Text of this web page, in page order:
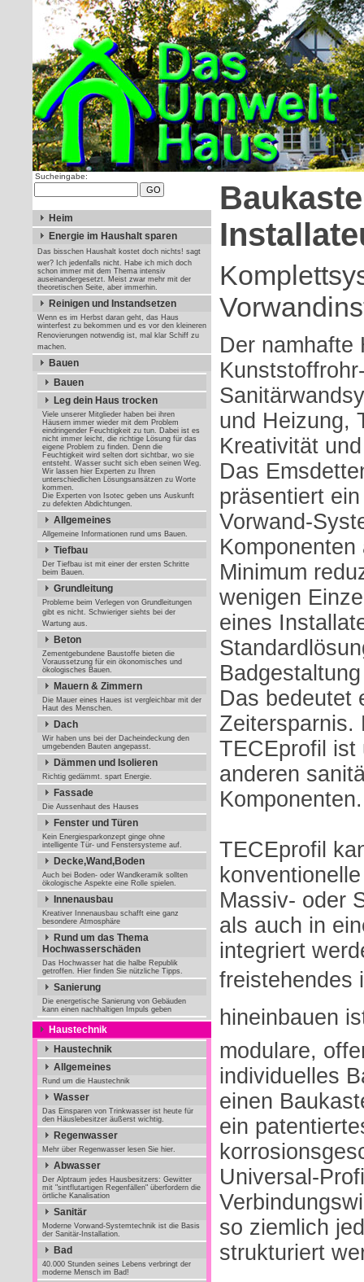
Sucheingabe:
Heim
Energie im Haushalt sparen
Das bisschen Haushalt kostet doch nichts! sagt
wer? Ich jedenfalls nicht. Habe ich mich doch
schon immer mit dem Thema intensiv
auseinandergesetzt. Meist zwar mehr mit der
theoretischen Seite, aber immerhin.
Reinigen und Instandsetzen
Wenn es im Herbst daran geht, das Haus
winterfest zu bekommen und es vor den kleineren
Renovierungen notwendig ist, mal klar Schiff zu
machen.
Bauen
Bauen
Leg dein Haus trocken
Viele unserer Mitglieder haben bei ihren
Häusern immer wieder mit dem Problem
eindringender Feuchtigkeit zu tun. Dabei ist es
nicht immer leicht, die richtige Lösung für das
eigene Problem zu finden. Denn die
Feuchtigkeit wird selten dort sichtbar, wo sie
entsteht. Wasser sucht sich eben seinen Weg.
Wir lassen hier Experten zu Ihren
unterschiedlichen Lösungsansätzen zu Worte
kommen.
Die Experten von Isotec geben uns Auskunft
zu defekten Abdichtungen.
Allgemeines
Allgemeine Informationen rund ums Bauen.
Tiefbau
Der Tiefbau ist mit einer der ersten Schritte
beim Bauen.
Grundleitung
Probleme beim Verlegen von Grundleitungen
gibt es nicht. Schwieriger siehts bei der
Wartung aus.
Beton
Zementgebundene Baustoffe bieten die
Voraussetzung für ein ökonomisches und
ökologisches Bauen.
Mauern & Zimmern
Die Mauer eines Haues ist vergleichbar mit der
Haut des Menschen.
Dach
Wir haben uns bei der Dacheindeckung den
umgebenden Bauten angepasst.
Dämmen und Isolieren
Richtig gedämmt. spart Energie.
Fassade
Die Aussenhaut des Hauses
Fenster und Türen
Kein Energiesparkonzept ginge ohne
intelligente Tür- und Fenstersysteme auf.
Decke,Wand,Boden
Auch bei Boden- oder Wandkeramik sollten
ökologische Aspekte eine Rolle spielen.
Innenausbau
Kreativer Innenausbau schafft eine ganz
besondere Atmosphäre
Rund um das Thema
Hochwasserschäden
Das Hochwasser hat die halbe Republik
getroffen. Hier finden Sie nützliche Tipps.
Sanierung
Die energetische Sanierung von Gebäuden
kann einen nachhaltigen Impuls geben
Haustechnik
Haustechnik
Allgemeines
Rund um die Haustechnik
Wasser
Das Einsparen von Trinkwasser ist heute für
den Häuslebesitzer äußerst wichtig.
Regenwasser
Mehr über Regenwasser lesen Sie hier.
Abwasser
Der Alptraum jedes Hausbesitzers: Gewitter
mit "sintflutartigen Regenfällen" überfordern die
örtliche Kanalisation
Sanitär
Moderne Vorwand-Systemtechnik ist die Basis
der Sanitär-Installation.
Bad
40.000 Stunden seines Lebens verbringt der
moderne Mensch im Bad!
Der namhafte
und Heizung,
Kreativität
Das
präsentiert
Vorwand-
Minimum
wenigen
eines
Das bedeutet
Zeitersparnis.
TECEprofil ist
anderen
Komponenten.
TECEprofil
Massiv- oder
als auch in
integriert
freistehendes
hineinbauen
modulare,
individuelles
einen
ein
Universal-
so ziemlich
strukturiert